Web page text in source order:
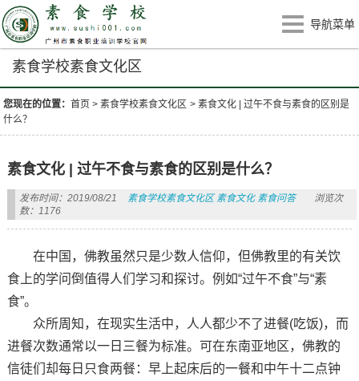
导航菜单
素食学校素食文化区
您现在的位置：首页 >素食学校素食文化区 >素食文化 | 过午不食与素食的区别是
什么？
素食文化 | 过午不食与素食的区别是什么？
发布时间：2019/08/21 素食学校素食文化区 素食文化 素食问答
浏览次
数：1176
在中国，佛教虽然只是少数人信仰，但佛教里的有关饮
食上的学问倒值得人们学习和探讨。例如“过午不食”与“素
食”。
众所周知，在现实生活中，人人都少不了进餐(吃饭)，而
进餐次数通常以一日三餐为标准。可在东南亚地区，佛教的
信徒们却每日只食两餐：早上起床后的一餐和中午十二点钟